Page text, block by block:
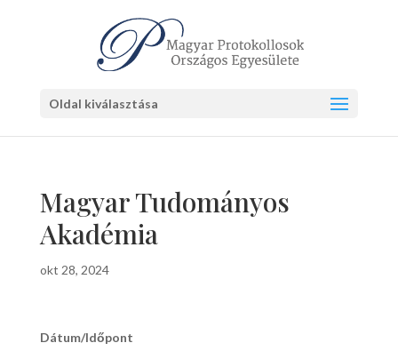
Oldal kiválasztása
Magyar Tudományos
Akadémia
okt 28, 2024
Dátum/Időpont